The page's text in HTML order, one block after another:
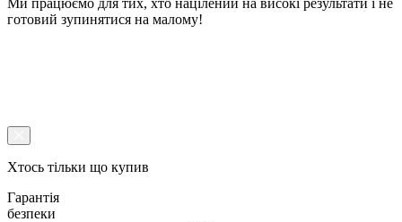
готовий зупинятися на малому!
Хтось тільки що купив
Гарантія
безпеки